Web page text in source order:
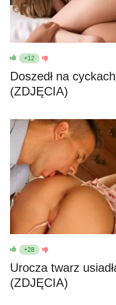
+12
Doszedł na
(ZDJĘCIA)
+28
Urocza twarz
(ZDJĘCIA)